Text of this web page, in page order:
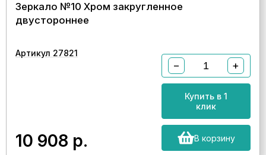
Зеркало №10 Хром закругленное
двустороннее
Артикул 27821
10 908 р.
− +
Купить в 1
клик
В корзину